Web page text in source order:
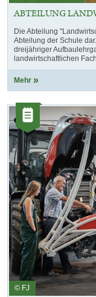
ABTEILUNG
Die Abteilung
Abteilung der Schule
dreijähriger
landwirtschaftlichen
Mehr
Kategorie:
Artikel
© FJ